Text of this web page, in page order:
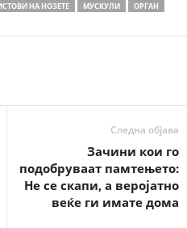
НА НОЗЕТЕ МУСКУЛИ
ОРГАН
Следна објава
Зачини кои го
подобруваат памтењето:
Не се скапи, а веројатно
веќе ги имате дома